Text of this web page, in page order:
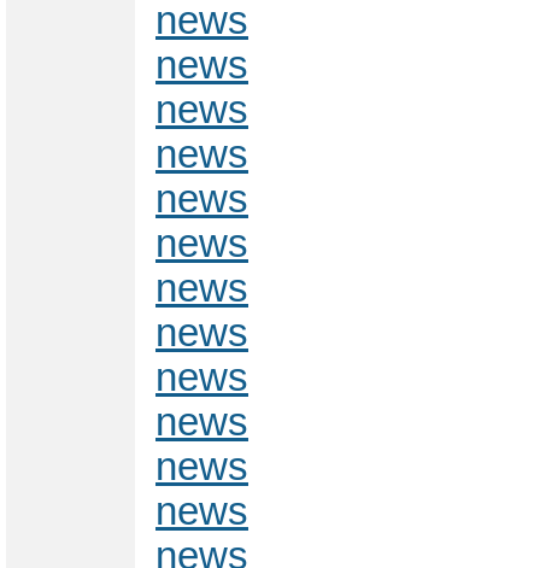
news
news
news
news
news
news
news
news
news
news
news
news
news